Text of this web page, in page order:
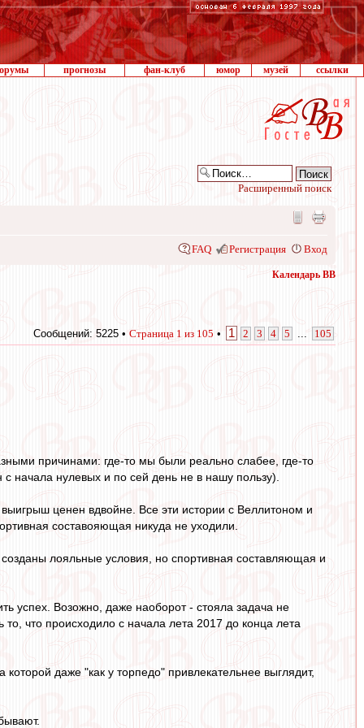
прогнозы фан-клуб юмор музей ссылки
Расширенный поиск
FAQ Регистрация Вход
Календарь ВВ
Сообщений: 5225 • Страница 1 из 105 • 1 2 3 4 5 105
причинами: где-то мы были реально слабее, где-то
начала нулевых и по сей день не в нашу пользу).
ценен вдвойне. Все эти истории с Веллитоном и
составояющая никуда не уходили.
лояльные условия, но спортивная составляющая и
успех. Возожно, даже наоборот - стояла задача не
что происходило с начала лета 2017 до конца лета
даже "как у торпедо" привлекательнее выглядит,